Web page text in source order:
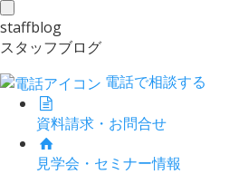
toggle
navigation
staffblog
スタッフブログ
電話で相談する
資料請求・お問合せ
見学会・セミナー情報